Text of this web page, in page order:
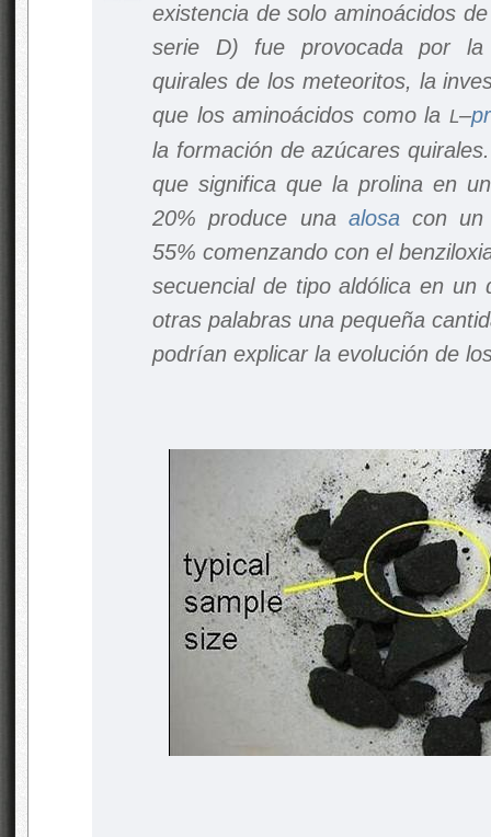
existencia de solo aminoácidos
serie D) fue provocada por la
quirales de los meteoritos, la
que los aminoácidos como la L–
la formación de azúcares
que significa que la prolina en
20% produce una alosa con un
55% comenzando con el
secuencial de tipo aldólica en
otras palabras una pequeña
podrían explicar la evolución de